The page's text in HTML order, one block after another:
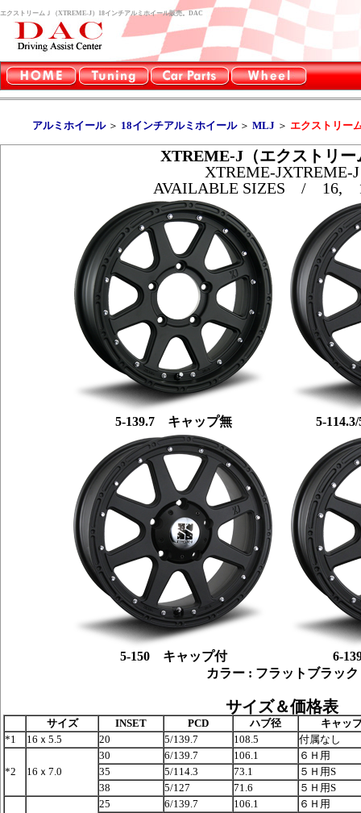
エクストリームＪ（XTREME-J）18インチアルミホイール販売。DAC
アルミホイール＞ 18インチアルミホイール＞ MLJ ＞ エクストリー
XTREME-J（エクストリー
XTREME-JXTREME-J
AVAILABLE SIZES / 16,
5-139.7 キャップ無 5-
5-150 キャップ付
6-
カラー : フラットブラック
サイズ＆価格表
サイズ INSET PCD ハブ径
キャッ
*1
16ｘ5.5 20 5/139.7 108.5 付属なし
*2 16ｘ7.0
30 6/139.7 106.1
６Ｈ用
35
5/114.3 73.1
５Ｈ用S
38
5/127 71.6 ５Ｈ用S
25 6/139.7 106.1
６Ｈ用